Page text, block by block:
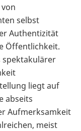
selbst
Authentizität
Öffentlichkeit.
spektakulärer
liegt auf
abseits
Aufmerksamkeit
meist